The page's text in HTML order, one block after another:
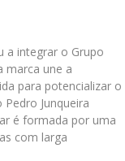
a integrar o Grupo
marca une a
para potencializar o
Junqueira
é formada por uma
com larga